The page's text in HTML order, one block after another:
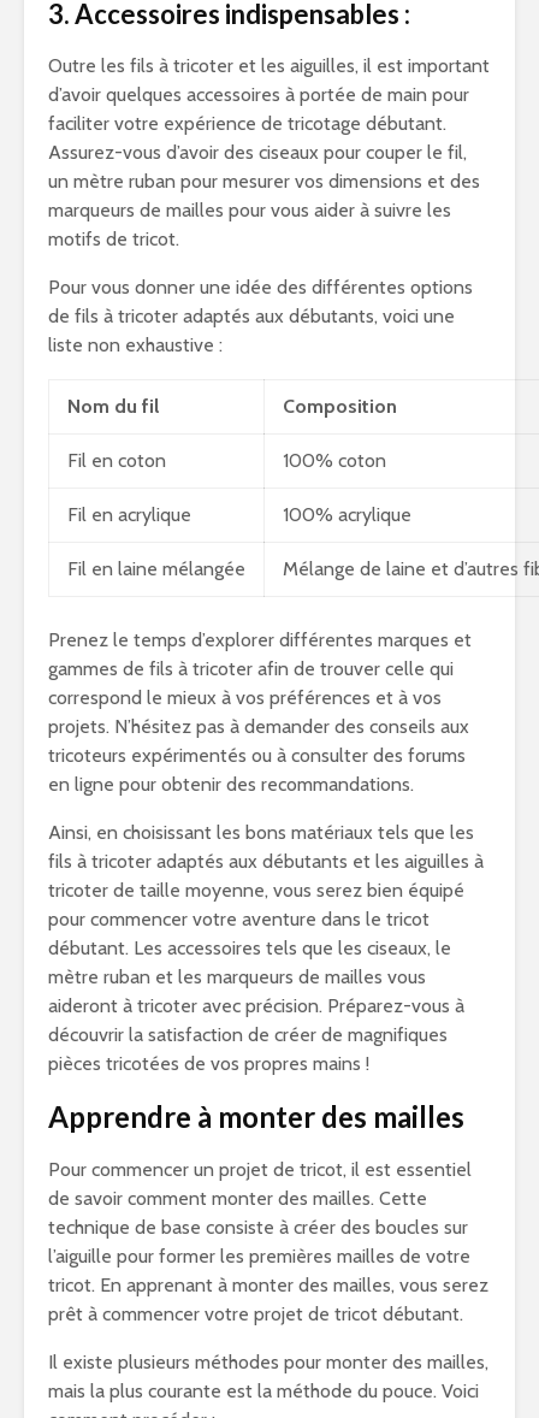
3. Accessoires indispensables :
Outre les fils à tricoter et les aiguilles, il est important
d’avoir quelques accessoires à portée de main pour
faciliter votre expérience de tricotage débutant.
Assurez-vous d’avoir des ciseaux pour couper le fil,
un mètre ruban pour mesurer vos dimensions et des
marqueurs de mailles pour vous aider à suivre les
motifs de tricot.
Pour vous donner une idée des différentes options
de fils à tricoter adaptés aux débutants, voici une
liste non exhaustive :
Nom du fil Composition
Fil en coton 100% coton
Fil en acrylique 100% acrylique
Fil en laine mélangée Mélange de laine et d’autres
Prenez le temps d’explorer différentes marques et
gammes de fils à tricoter afin de trouver celle qui
correspond le mieux à vos préférences et à vos
projets. N’hésitez pas à demander des conseils aux
tricoteurs expérimentés ou à consulter des forums
en ligne pour obtenir des recommandations.
Ainsi, en choisissant les bons matériaux tels que les
fils à tricoter adaptés aux débutants et les aiguilles à
tricoter de taille moyenne, vous serez bien équipé
pour commencer votre aventure dans le tricot
débutant. Les accessoires tels que les ciseaux, le
mètre ruban et les marqueurs de mailles vous
aideront à tricoter avec précision. Préparez-vous à
découvrir la satisfaction de créer de magnifiques
pièces tricotées de vos propres mains !
Apprendre à monter des mailles
Pour commencer un projet de tricot, il est essentiel
de savoir comment monter des mailles. Cette
technique de base consiste à créer des boucles sur
l’aiguille pour former les premières mailles de votre
tricot. En apprenant à monter des mailles, vous serez
prêt à commencer votre projet de tricot débutant.
Il existe plusieurs méthodes pour monter des mailles,
mais la plus courante est la méthode du pouce. Voici